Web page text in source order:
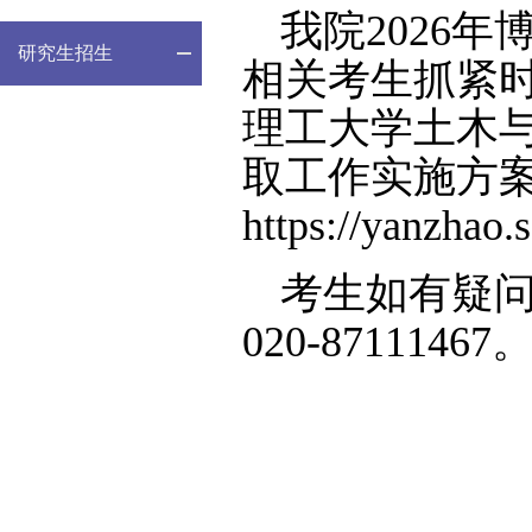
研究生招生
我院2026年
相关考生抓紧
理工大学土木
取工作实施方
https://
考生如有疑
020-87111467